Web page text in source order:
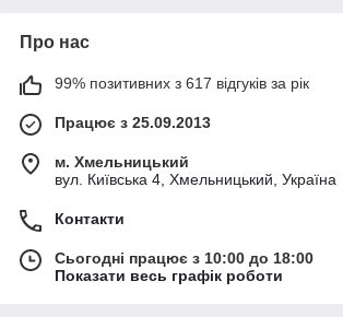
Про нас
99% позитивних з 617 відгуків за рік
Працює з 25.09.2013
м. Хмельницький
вул. Київська 4, Хмельницький, Україна
Контакти
Сьогодні працює з 10:00 до 18:00
Показати весь графік роботи